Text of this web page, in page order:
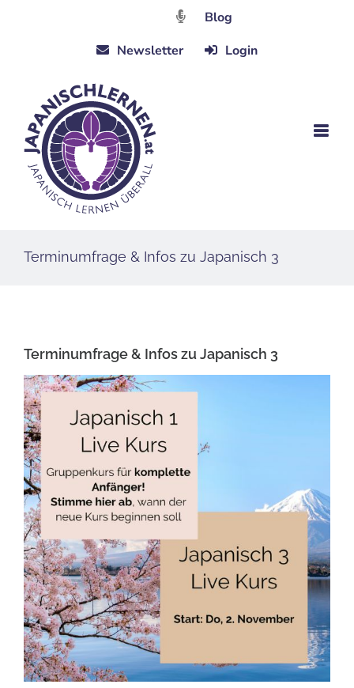
Blog
Newsletter
Login
Terminumfrage & Infos zu Japanisch 3
Terminumfrage & Infos zu Japanisch 3